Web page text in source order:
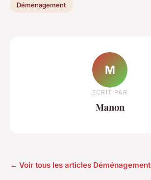
Déménagement
M
ECRIT PAR
Manon
← Voir tous les articles Déménagement